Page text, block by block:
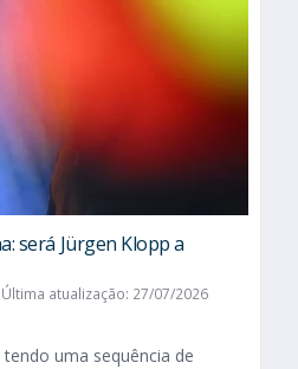
será Jürgen Klopp a
Última atualização: 27/07/2026
uma sequência de